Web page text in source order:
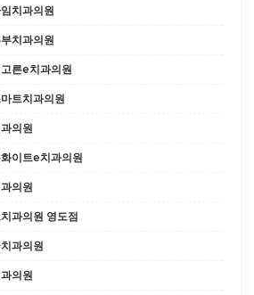
치과의원
치과의원
른e치과의원
트치과의원
의원
이트e치과의원
의원
과의원 영도점
과의원
의원